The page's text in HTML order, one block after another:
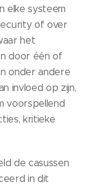
elke systeem
of over
het
door één of
onder andere
invloed op zijn,
voorspellend
kritieke
de casussen
in dit